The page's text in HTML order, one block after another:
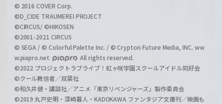
© 2016 COVER Corp.
©D_CIDE TRAUMEREI PROJECT
©CIRCUS/ ©HIKOSEN
©2001-2021 CIRCUS
© SEGA / © Colorful Palette Inc. / © Crypton Future Media, INC. ww
w.piapro.net
All rights reserved.
©2022 プロジェクトラブライブ！虹ヶ咲学園スクールアイドル同好会
©クール教信者／双葉社
©和久井健・講談社／アニメ「東京リベンジャーズ」製作委員会
©2019 丸戸史明・深崎暮人・KADOKAWA ファンタジア文庫刊／映画も